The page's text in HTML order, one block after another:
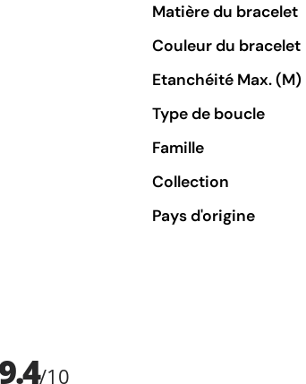
Matière du bracelet
Couleur du bracelet
Etanchéité Max. (M)
Type de boucle
Famille
Collection
Pays d'origine